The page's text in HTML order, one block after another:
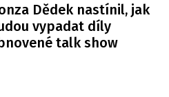
Dědek nastínil, jak
vypadat díly
talk show